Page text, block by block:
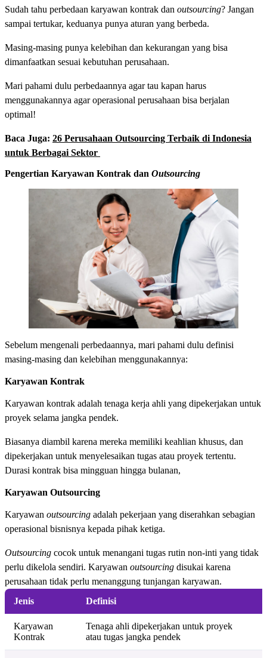
Sudah tahu perbedaan karyawan kontrak dan outsourcing? Jangan
sampai tertukar, keduanya punya aturan yang berbeda.
Masing-masing punya kelebihan dan kekurangan yang bisa
dimanfaatkan sesuai kebutuhan perusahaan.
Mari pahami dulu perbedaannya agar tau kapan harus
menggunakannya agar operasional perusahaan bisa berjalan
optimal!
Baca Juga: 26 Perusahaan Outsourcing Terbaik di Indonesia
untuk Berbagai Sektor
Pengertian Karyawan Kontrak dan Outsourcing
Sebelum mengenali perbedaannya, mari pahami dulu definisi
masing-masing dan kelebihan menggunakannya:
Karyawan Kontrak
Karyawan kontrak adalah tenaga kerja ahli yang dipekerjakan untuk
proyek selama jangka pendek.
Biasanya diambil karena mereka memiliki keahlian khusus, dan
dipekerjakan untuk menyelesaikan tugas atau proyek tertentu.
Durasi kontrak bisa mingguan hingga bulanan,
Karyawan Outsourcing
Karyawan outsourcing adalah pekerjaan yang diserahkan sebagian
operasional bisnisnya kepada pihak ketiga.
Outsourcing cocok untuk menangani tugas rutin non-inti yang tidak
perlu dikelola sendiri. Karyawan outsourcing disukai karena
perusahaan tidak perlu menanggung tunjangan karyawan.
Jenis
Definisi
Karyawan
Kontrak
Tenaga ahli dipekerjakan untuk proyek
atau tugas jangka pendek